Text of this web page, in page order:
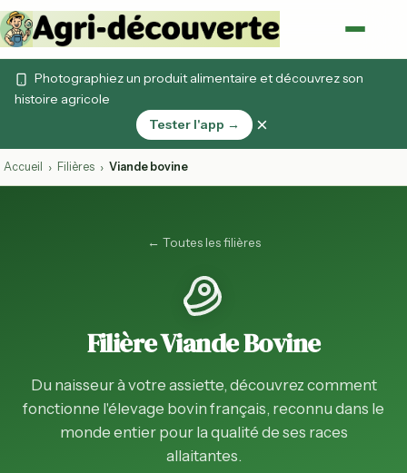
Photographiez un produit alimentaire et découvrez son
histoire agricole
Tester l'app →
×
Accueil › Filières › Viande bovine
← Toutes les filières
Filière Viande Bovine
Du naisseur à votre assiette, découvrez comment
fonctionne l'élevage bovin français, reconnu dans le
monde entier pour la qualité de ses races
allaitantes.